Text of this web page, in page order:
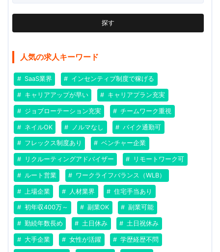
探す
人気の求人キーワード
SaaS業界 インセンティブ制度で稼げる
キャリアアップが早い キャリアプラン充実
ジョブローテーション充実 チームワーク重視
ネイルOK ノルマなし バイク通勤可
フレックス制度あり ベンチャー企業
リクルーティングアドバイザー リモートワーク可
ルート営業 ワークライフバランス（WLB）
上場企業 人材業界 住宅手当あり
初年収400万～ 副業OK 副業可能
勤続年数長め 土日休み 土日祝休み
大手企業 女性が活躍 学歴経歴不問